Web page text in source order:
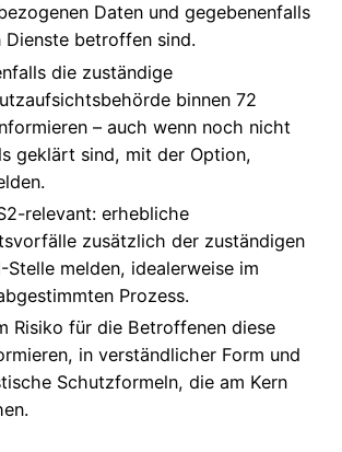
Daten und gegebenenfalls
Dienste betroffen sind.
die zuständige
binnen 72
– auch wenn noch nicht
geklärt sind, mit der Option,
relevant: erhebliche
zusätzlich der zuständigen
Stelle melden, idealerweise im
Prozess.
Risiko für die Betroffenen diese
in verständlicher Form und
Schutzformeln, die am Kern